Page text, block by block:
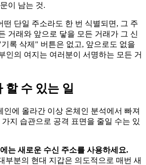
이 남는 것.
떤 단일 주소라도 한 번 식별되면, 그 주
거래와 앞으로 닿을 모든 거래가 그 신
록 삭제" 버튼은 없고, 앞으로도 없을
인의 여지는 여러분이 서명하는 모든 거
할 수 있는 일
인에 올라간 이상 온체인 분석에서 빠져
지 습관으로 공격 표면을 줄일 수는 있
는 새로운 수신 주소를 사용하세요.
부분의 현대 지갑은 의도적으로 매번 새